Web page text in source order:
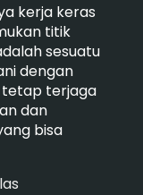
kerja keras
titik
sesuatu
dengan
tetap terjaga
dan
bisa